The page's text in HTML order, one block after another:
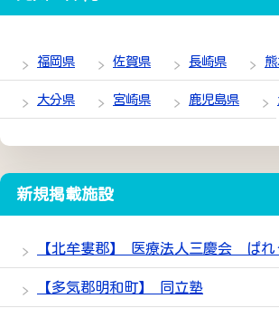
福岡県 佐賀県 長崎県
大分県 宮崎県 鹿児島県
新規掲載施設
【北牟婁郡】 医療法人三慶会 ぱれ
【多気郡明和町】 同立塾